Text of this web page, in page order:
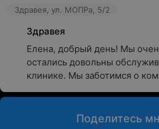
Здравея, ул. МОПРа, 5/2
Здравея
Елена, добрый день! Мы
остались довольны
клинике. Мы заботимся о
Поделитесь